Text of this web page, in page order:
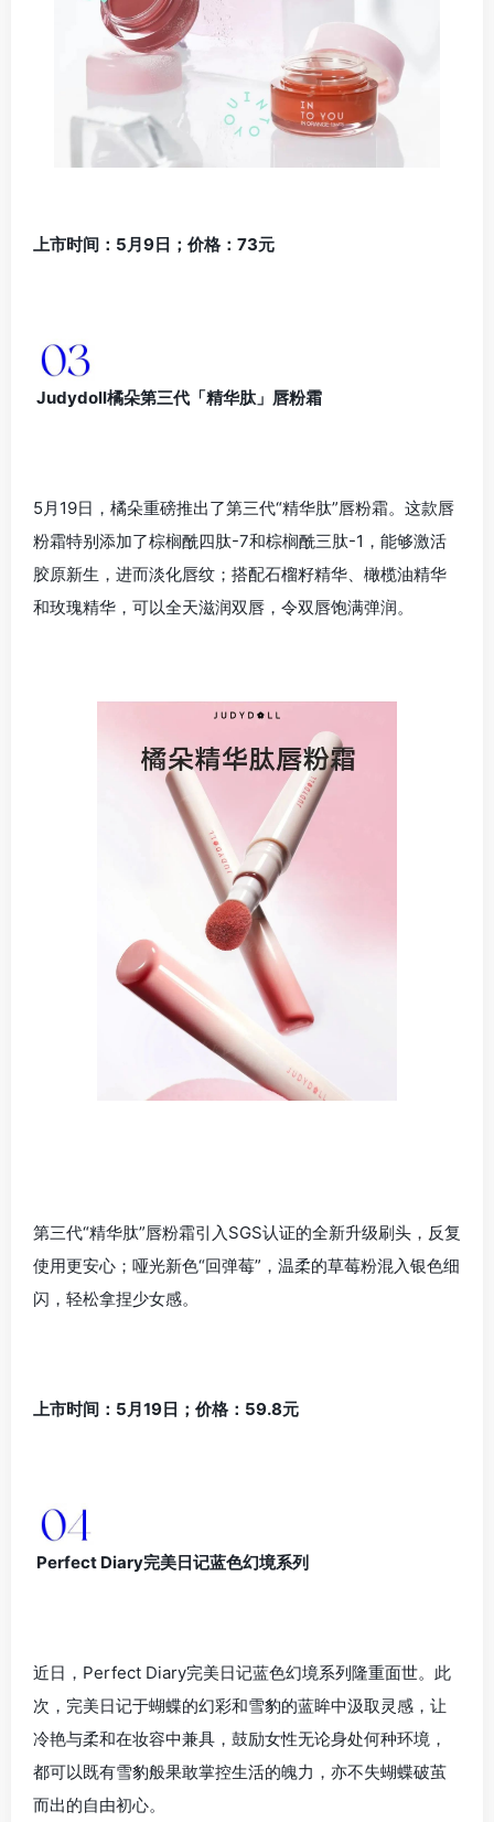
上市时间：5月9日；价格：73元
Judydoll橘朵第三代「精华肽」唇粉霜
5月19日，橘朵重磅推出了第三代“精华肽”唇粉霜。这款唇
粉霜特别添加了棕榈酰四肽-7和棕榈酰三肽-1，能够激活
胶原新生，进而淡化唇纹；搭配石榴籽精华、橄榄油精华
和玫瑰精华，可以全天滋润双唇，令双唇饱满弹润。
第三代“精华肽”唇粉霜引入SGS认证的全新升级刷头，反复
使用更安心；哑光新色“回弹莓”，温柔的草莓粉混入银色细
闪，轻松拿捏少女感。
上市时间：5月19日；价格：59.8元
Perfect Diary完美日记蓝色幻境系列
近日，Perfect Diary完美日记蓝色幻境系列隆重面世。此
次，完美日记于蝴蝶的幻彩和雪豹的蓝眸中汲取灵感，让
冷艳与柔和在妆容中兼具，鼓励女性无论身处何种环境，
都可以既有雪豹般果敢掌控生活的魄力，亦不失蝴蝶破茧
而出的自由初心。